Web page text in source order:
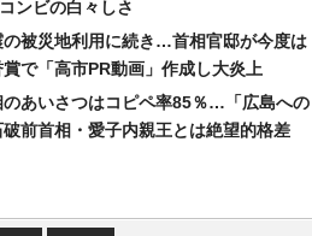
ンビの白々しさ
の被災地利用に続き…首相官邸が今度は
賞で「高市PR動画」作成し大炎上
のあいさつはコピペ率85％…「広島への
前首相・愛子内親王とは絶望的格差